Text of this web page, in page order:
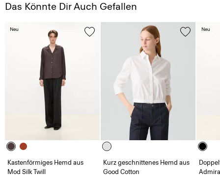
Das Könnte Dir Auch Gefallen
Kastenförmiges Hemd aus
Mod Silk Twill
Neu
Kurz geschnittenes Hemd aus
Good Cotton
Neu